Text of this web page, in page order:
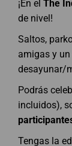
¡En el The
de nivel!
Saltos,
amigas y
desayunar/
Podrás
incluidos),
Tengas la